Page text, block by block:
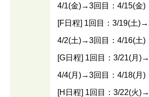
4/1(金)→3回目：4/15(金)
[F日程] 1回目：3/19(土
4/2(土)→3回目：4/16(土)
[G日程] 1回目：3/21(月
4/4(月)→3回目：4/18(月)
[H日程] 1回目：3/22(火